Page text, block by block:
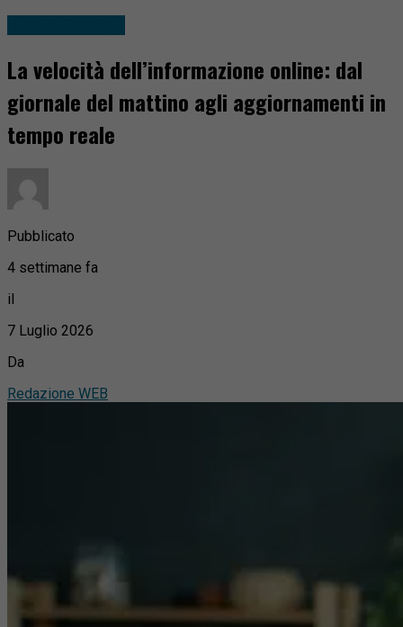
La velocità dell’informazione online: dal
giornale del mattino agli aggiornamenti in
tempo reale
Pubblicato
4 settimane fa
il
7 Luglio 2026
Da
Redazione WEB